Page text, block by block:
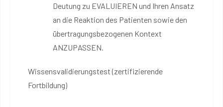
Deutung zu EVALUIEREN und Ihren Ansatz
an die Reaktion des Patienten sowie den
übertragungsbezogenen Kontext
ANZUPASSEN.
Wissensvalidierungstest (zertifizierende
Fortbildung)